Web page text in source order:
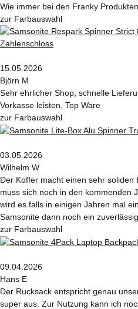
Wie immer bei den Franky
zur Farbauswahl
15.05.2026
Björn M
Sehr ehrlicher Shop, schnelle
Vorkasse leisten, Top Ware
zur Farbauswahl
03.05.2026
Wilhelm W
Der Koffer macht einen sehr soliden
muss sich noch in den kommenden
wird es falls in einigen Jahren mal
Samsonite dann noch ein
zur Farbauswahl
09.04.2026
Hans E
Der Rucksack entspricht genau
super aus. Zur Nutzung kann ich